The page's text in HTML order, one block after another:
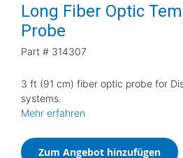
Long Fiber Optic
Probe
Part # 314307
3 ft (91 cm) fiber optic probe for
systems.
Mehr erfahren
Zum Angebot hinzufügen